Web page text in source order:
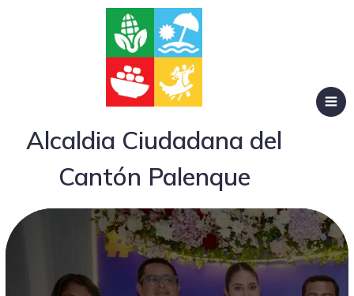
Alcaldia Ciudadana del
Cantón Palenque